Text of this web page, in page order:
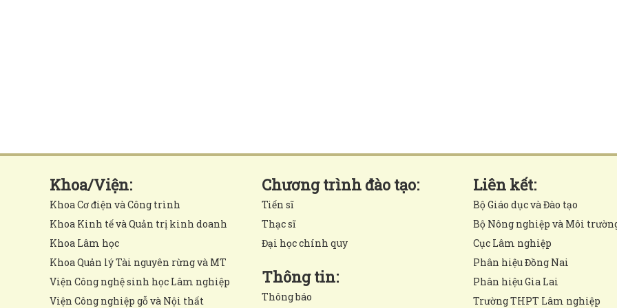
Khoa/Viện:
Khoa Cơ điện và Công trình
Khoa Kinh tế và Quản trị kinh doanh
Khoa Lâm học
Khoa Quản lý Tài nguyên rừng và MT
Viện Công nghệ sinh học Lâm nghiệp
Viện Công nghiệp gỗ và Nội thất
Chương trình đào tạo:
Tiến sĩ
Thạc sĩ
Đại học chính quy
Thông tin:
Thông báo
Liên kết:
Bộ Giáo dục và Đào tạo
Bộ Nông nghiệp và Môi
Cục Lâm nghiệp
Phân hiệu Đồng Nai
Phân hiệu Gia Lai
Trường THPT Lâm nghiệp